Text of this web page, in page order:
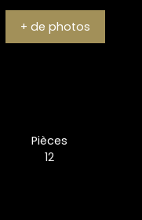
+ de photos
Pièces
12